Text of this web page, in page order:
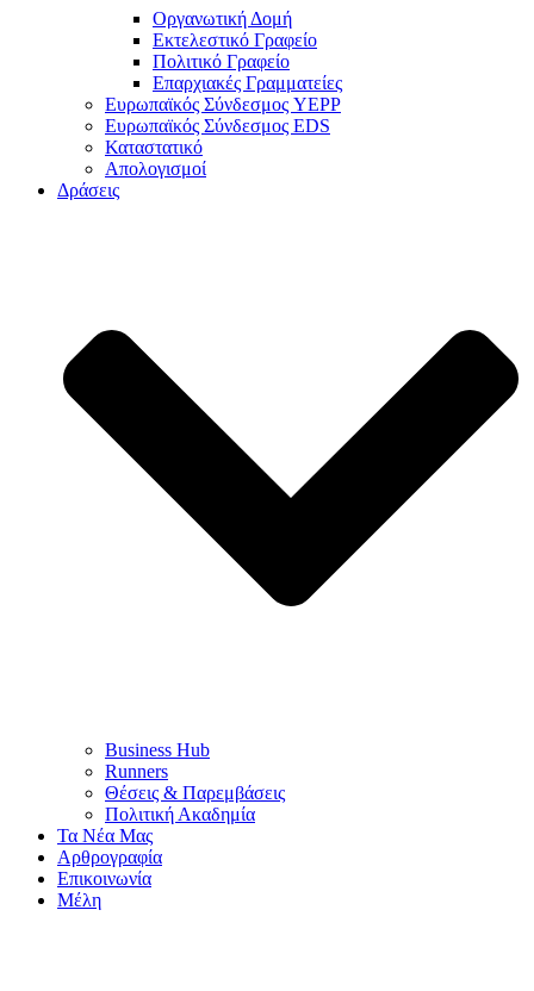
Οργανωτική Δομή
Εκτελεστικό Γραφείο
Πολιτικό Γραφείο
Επαρχιακές Γραμματείες
Ευρωπαϊκός Σύνδεσμος YEPP
Ευρωπαϊκός Σύνδεσμος EDS
Καταστατικό
Απολογισμοί
Δράσεις
Business Hub
Runners
Θέσεις & Παρεμβάσεις
Πολιτική Ακαδημία
Τα Νέα Μας
Αρθρογραφία
Επικοινωνία
Μέλη